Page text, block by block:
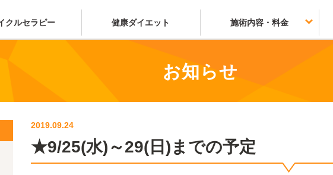
クルセラピー 健康ダイエット 施術内容・料金
お知らせ
2019.09.24
★9/25(水)～29(日)までの予定